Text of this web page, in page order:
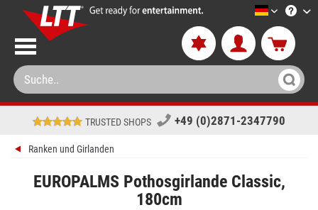
LTT-
TRUSTED SHOPS +49 (0)2871-2347790
Ranken und Girlanden
EUROPALMS Pothosgirlande Classic,
180cm